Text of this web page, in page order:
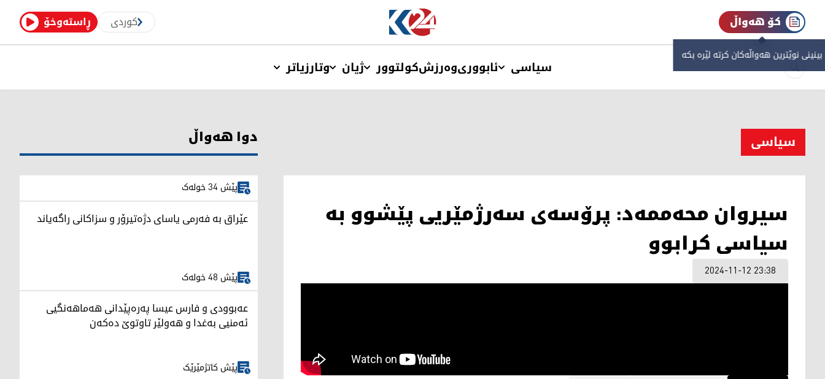
ڕاستەوخۆ کوردی کۆ هەواڵ
نوێترین هەواڵەکان کرتە لێرە بکە
سیاسی ئابووریوەرزشکولتوور ژیان وتارزیاتر
سیاسی
سیروان محەممەد: پرۆسەی سەرژمێریی پێشوو بە
سیاسی کرابوو
2024-11-12 23:38
دوا هەواڵ
پێش 34 خولەک
عێراق بە فەرمی یاسای دژەتیرۆر و سزاکانی راگەیاند
پێش 48 خولەک
عەبوودی و فارس عیسا پەرەپێدانی هەماهەنگیی
ئەمنیی بەغدا و هەولێر تاوتوێ دەکەن
پێش کاتژمێرێک